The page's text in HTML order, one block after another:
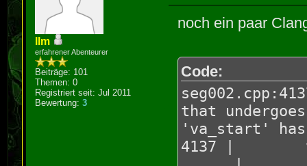
llm
erfahrener Abenteurer
Beiträge: 101
Themen: 0
Registriert seit: Jul 2011
Bewertung:3
noch ein paar
Code:
that
'va_start' has
4137 |